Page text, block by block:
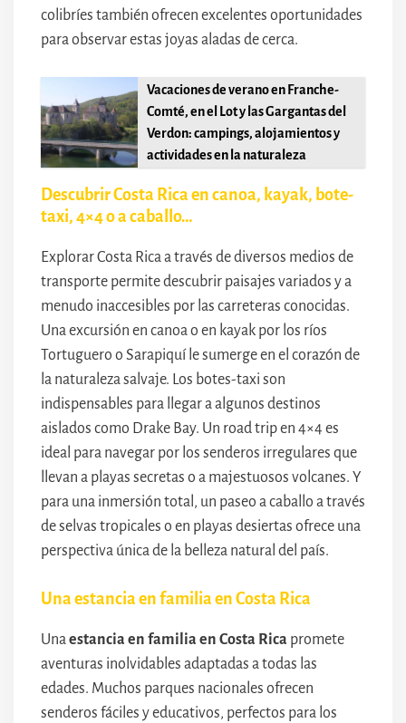
colibríes también ofrecen excelentes oportunidades
para observar estas joyas aladas de cerca.
Vacaciones de verano en Franche-
Comté, en el Lot y las Gargantas del
Verdon: campings, alojamientos y
actividades en la naturaleza
Descubrir Costa Rica en canoa, kayak, bote-
taxi, 4×4 o a caballo…
Explorar Costa Rica a través de diversos medios de
transporte permite descubrir paisajes variados y a
menudo inaccesibles por las carreteras conocidas.
Una excursión en canoa o en kayak por los ríos
Tortuguero o Sarapiquí le sumerge en el corazón de
la naturaleza salvaje. Los botes-taxi son
indispensables para llegar a algunos destinos
aislados como Drake Bay. Un road trip en 4×4 es
ideal para navegar por los senderos irregulares que
llevan a playas secretas o a majestuosos volcanes. Y
para una inmersión total, un paseo a caballo a través
de selvas tropicales o en playas desiertas ofrece una
perspectiva única de la belleza natural del país.
Una estancia en familia en Costa Rica
Unaestancia en familia en Costa Rica promete
aventuras inolvidables adaptadas a todas las
edades. Muchos parques nacionales ofrecen
senderos fáciles y educativos, perfectos para los